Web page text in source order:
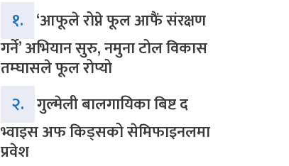
१. ‘आफूले रोप्ने फूल आफैं संरक्षण
गर्ने’ अभियान सुरु, नमुना टोल विकास
तम्घासले फूल रोप्यो
२. गुल्मेली बालगायिका बिष्ट द
भ्वाइस अफ किड्सको सेमिफाइनलमा
प्रवेश